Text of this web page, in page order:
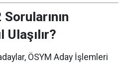
Ulaşılır?
ÖSYM Aday İşlemleri